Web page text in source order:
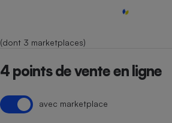
(dont 3 marketplaces)
4 points de vente en ligne
avec marketplace